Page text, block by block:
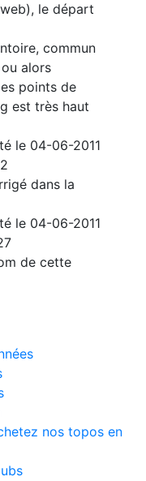
le départ
commun
alors
points de
est très haut
le 04-06-2011
dans la
le 04-06-2011
de cette
nos topos en